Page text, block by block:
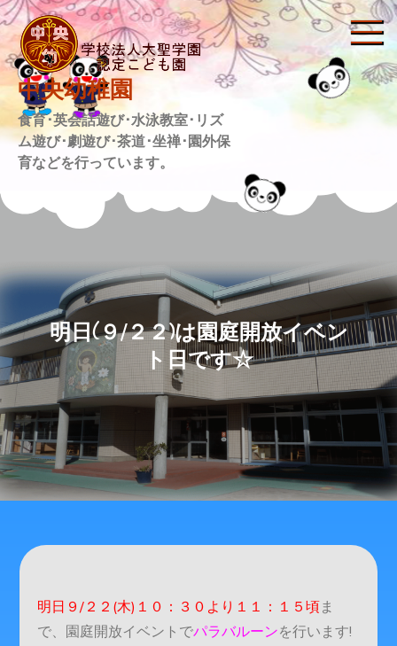
Skip
to
content
中央幼稚園
食育･英会話遊び･水泳教室･リズ
ム遊び･劇遊び･茶道･坐禅･園外保
育などを行っています。
明日(９/２２)は園庭開放イベン
ト日です☆
明日９/２２(木)１０：３０より１１：１５頃ま
で、園庭開放イベントでパラバルーンを行います!